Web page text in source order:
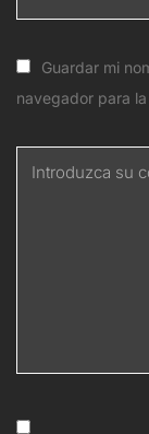
Guardar mi
navegador para